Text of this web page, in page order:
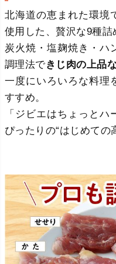
北海道の恵まれた環境
使用した、贅沢な9種詰
炭火焼・塩麹焼き・ハ
調理法できじ肉の上品
一度にいろいろな料理
すすめ。
「ジビエはちょっと
ぴったりの“はじめての